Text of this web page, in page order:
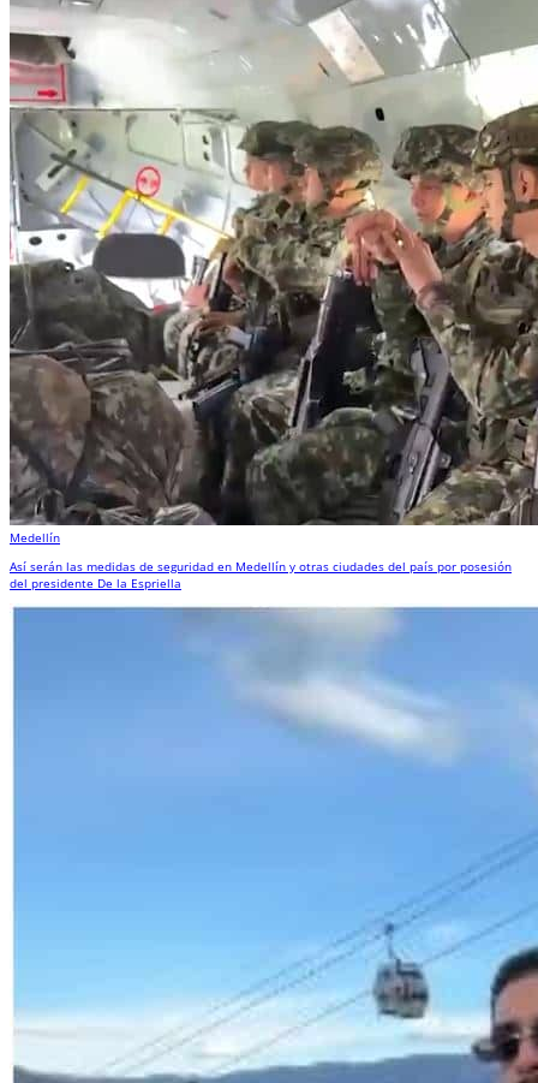
Medellín
Así serán las medidas de seguridad en Medellín y otras ciudades del país por posesión
del presidente De la Espriella